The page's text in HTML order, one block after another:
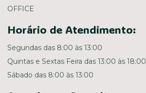
OFFICE
Horário de Atendimento:
Segundas das 8:00 às 13:00
Quintas e Sextas Feira das 13:00 às 18:00
Sábado das 8:00 às 13:00